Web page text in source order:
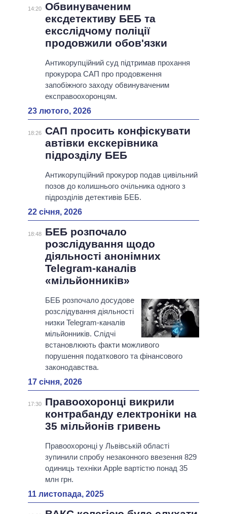
14:20 Обвинуваченим
ексдетективу БЕБ та
ексслідчому поліції
продовжили обов'язки
Антикорупційний суд підтримав прохання
прокурора САП про продовження
запобіжного заходу обвинуваченим
експравоохоронцям.
23 лютого, 2026
18:26 САП просить конфіскувати
автівки екскерівника
підрозділу БЕБ
Антикорупційний прокурор подав цивільний
позов до колишнього очільника одного з
підрозділів детективів БЕБ.
22 січня, 2026
18:48
БЕБ розпочало
розслідування щодо
діяльності анонімних
Telegram-каналів
«мільйонників»
БЕБ розпочало досудове
розслідування діяльності
низки Telegram-каналів
мільйонників. Слідчі
встановлюють факти можливого
порушення податкового та фінансового
законодавства.
17 січня, 2026
17:30
Правоохоронці викрили
контрабанду електроніки на
35 мільйонів гривень
Правоохоронці у Львівській області
зупинили спробу незаконного ввезення 829
одиниць техніки Apple вартістю понад 35
млн грн.
11 листопада, 2025